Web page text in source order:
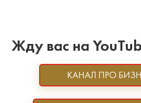
Жду вас на
КАНАЛ ПРО